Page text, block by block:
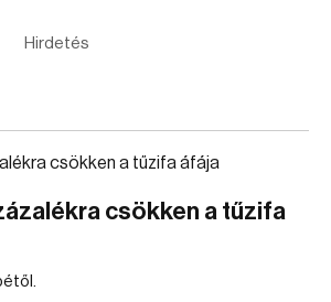
Hirdetés
csökken a tűzifa